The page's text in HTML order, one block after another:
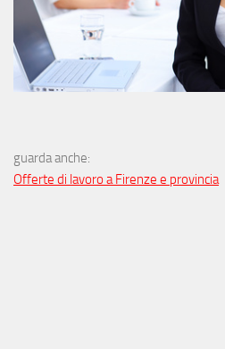
guarda anche:
Offerte di lavoro a Firenze e provincia